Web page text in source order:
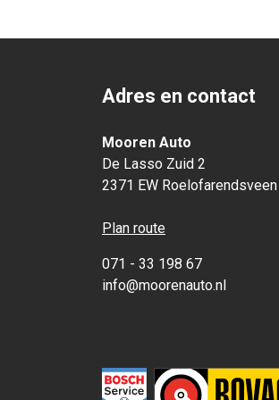
Adres en contact
Mooren Auto
De Lasso Zuid 2
2371 EW Roelofarendsveen
Plan route
071 - 33 198 67
info@moorenauto.nl